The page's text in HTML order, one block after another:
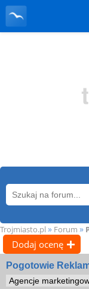
Trojmiasto.pl » Forum »
Dodaj ocenę
Pogotowie
Agencje